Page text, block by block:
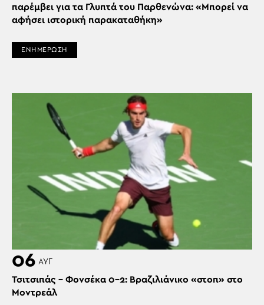
παρέμβει για τα Γλυπτά του Παρθενώνα: «Μπορεί να
αφήσει ιστορική παρακαταθήκη»
ΕΝΗΜΕΡΩΣΗ
06 ΑΥΓ
Τσιτσιπάς – Φονσέκα 0-2: Βραζιλιάνικο «στοπ» στο
Μοντρεάλ